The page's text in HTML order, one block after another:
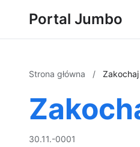
Portal Jumbo
Strona główna /
30.11.-0001